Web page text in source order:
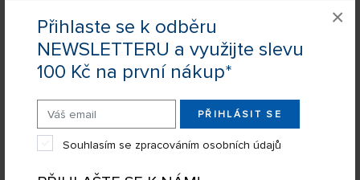
Přihlaste se k odběru
NEWSLETTERU a využijte slevu
100 Kč na první nákup*
PŘIHLÁSIT SE
Souhlasím se zpracováním osobních údajů
×
Brousítka oboustranná (5 ks)